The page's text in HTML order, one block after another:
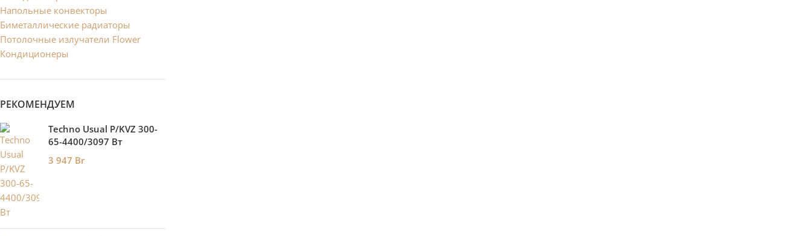
Напольные конвекторы
Биметаллические радиаторы
Потолочные излучатели Flower
Кондиционеры
РЕКОМЕНДУЕМ
Techno Usual P/KVZ 300-
65-4400/3097 Вт
3 947 Br